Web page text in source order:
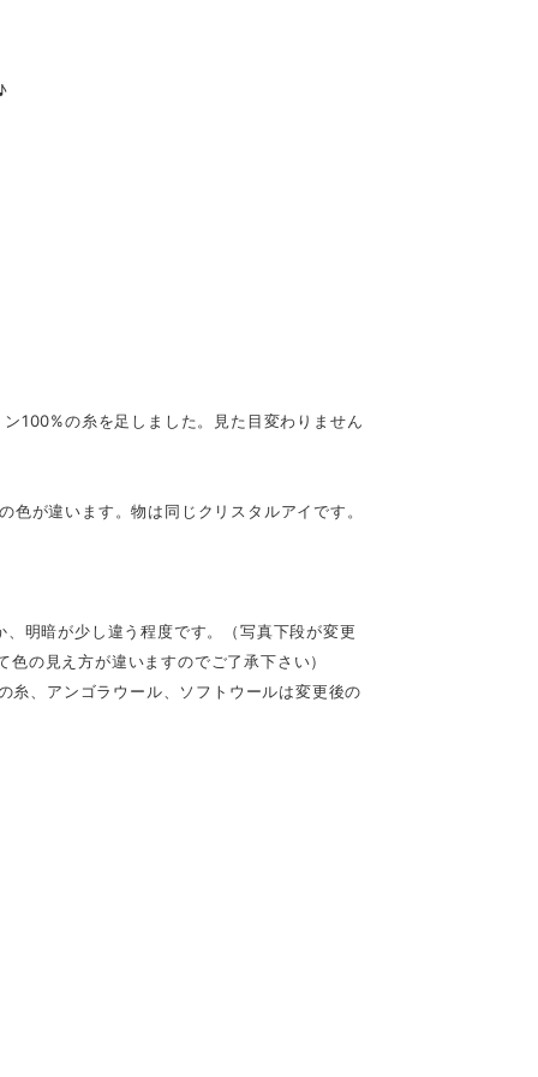
100%の糸を足しました。見た目変わりません
が違います。物は同じクリスタルアイです。
明暗が少し違う程度です。（写真下段が変更
の見え方が違いますのでご了承下さい）
、アンゴラウール、ソフトウールは変更後の